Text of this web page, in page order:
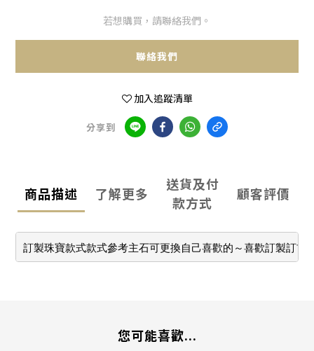
若想購買，請聯絡我們。
聯絡我們
加入追蹤清單
分享到
商品描述 了解更多
送貨及付
款方式
顧客評價
訂製珠寶款式款式參考主石可更換自己喜歡的～喜歡訂製訂
您可能喜歡...